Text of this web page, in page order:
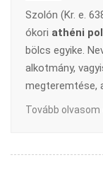
Szolón (Kr. e.
ókori athéni
bölcs egyike.
alkotmány,
megteremtése,
Tovább olvasom